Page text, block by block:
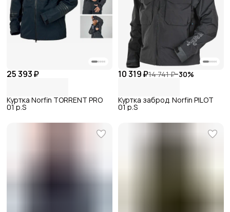
25 393 ₽
Куртка Norfin TORRENT PRO
01 р.S
10 319 ₽14 741 ₽−30%
Куртка заброд. Norfin PILOT
01 р.S